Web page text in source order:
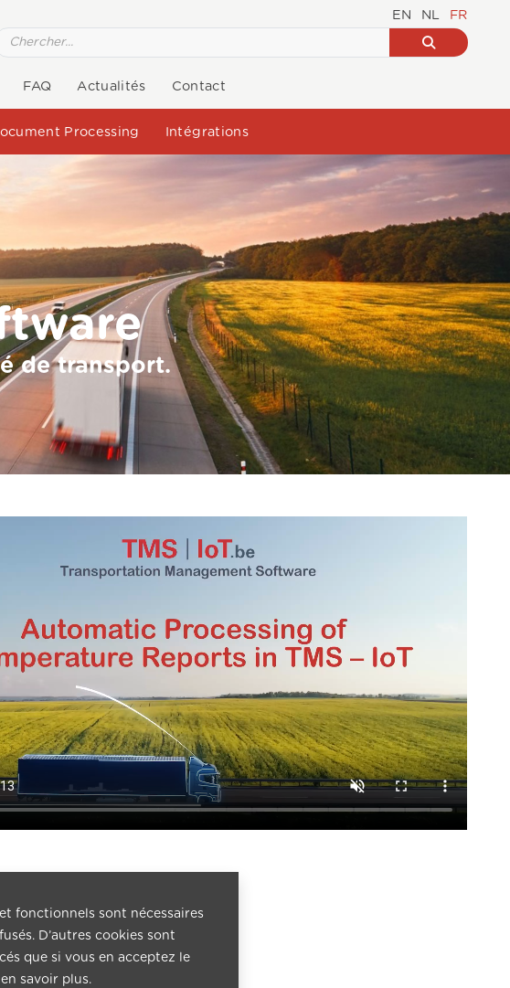
EN NL FR
FAQ Actualités Contact
Processing Intégrations
de transport.
fonctionnels sont nécessaires
D’autres cookies sont
que si vous en acceptez le
savoir plus.